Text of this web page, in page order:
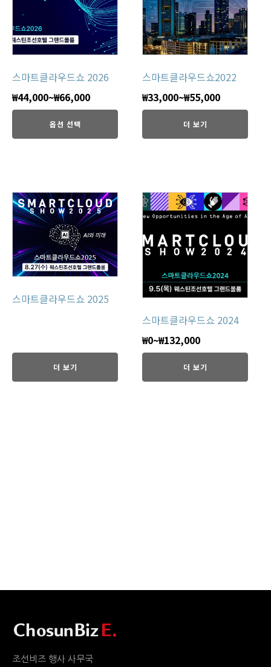
스마트클라우드쇼 2026
₩44,000~₩66,000
옵션 선택
스마트클라우드쇼2022
₩33,000~₩55,000
더 보기
스마트클라우드쇼 2025
더 보기
스마트클라우드쇼 2024
₩0~₩132,000
더 보기
조선비즈 행사 사무국